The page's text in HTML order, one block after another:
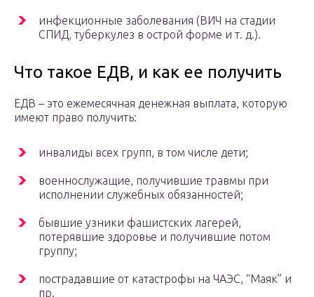
инфекционные заболевания (ВИЧ на стадии
СПИД, туберкулез в острой форме и т. д.).
Что такое ЕДВ, и как ее получить
ЕДВ – это ежемесячная денежная выплата, которую
имеют право получить:
инвалиды всех групп, в том числе дети;
военнослужащие, получившие травмы при
исполнении служебных обязанностей;
бывшие узники фашистских лагерей,
потерявшие здоровье и получившие потом
группу;
пострадавшие от катастрофы на ЧАЭС, “Маяк” и
пр.